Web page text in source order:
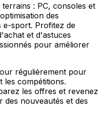
: PC, consoles et
des
e-sport. Profitez de
et d'astuces
pour améliorer
régulièrement pour
les compétitions.
les offres et revenez
nouveautés et des